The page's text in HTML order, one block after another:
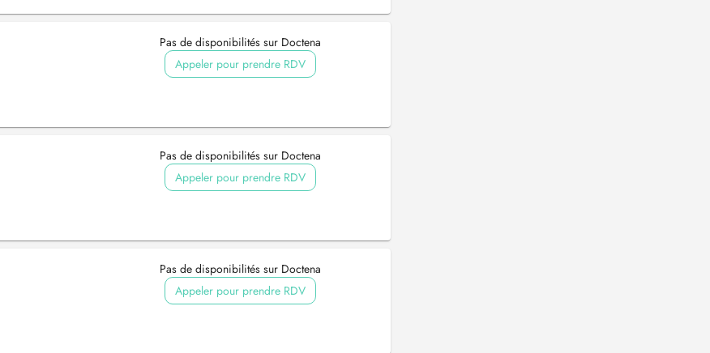
Pas de disponibilités sur Doctena
Appeler pour prendre RDV
Pas de disponibilités sur Doctena
Appeler pour prendre RDV
Pas de disponibilités sur Doctena
Appeler pour prendre RDV